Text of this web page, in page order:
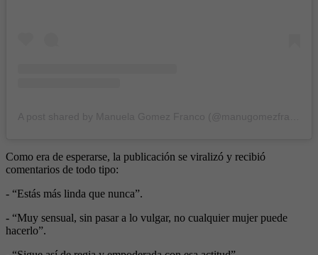
Como era de esperarse, la publicación se viralizó y recibió
comentarios de todo tipo:
- “Estás más linda que nunca”.
- “Muy sensual, sin pasar a lo vulgar, no cualquier mujer puede
hacerlo”.